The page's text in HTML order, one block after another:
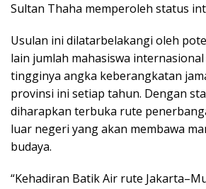
Sultan Thaha memperoleh status
Usulan ini dilatarbelakangi oleh
lain jumlah mahasiswa internasional
tingginya angka keberangkatan
provinsi ini setiap tahun. Dengan
diharapkan terbuka rute
luar negeri yang akan membawa
budaya.
“Kehadiran Batik Air rute